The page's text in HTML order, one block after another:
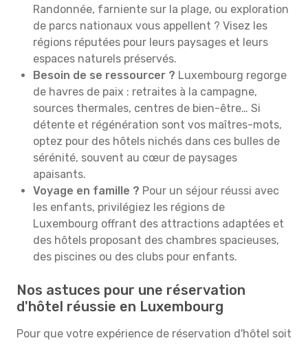
Randonnée, farniente sur la plage, ou exploration
de parcs nationaux vous appellent ? Visez les
régions réputées pour leurs paysages et leurs
espaces naturels préservés.
Besoin de se ressourcer ? Luxembourg regorge
de havres de paix : retraites à la campagne,
sources thermales, centres de bien-être… Si
détente et régénération sont vos maîtres-mots,
optez pour des hôtels nichés dans ces bulles de
sérénité, souvent au cœur de paysages
apaisants.
Voyage en famille ? Pour un séjour réussi avec
les enfants, privilégiez les régions de
Luxembourg offrant des attractions adaptées et
des hôtels proposant des chambres spacieuses,
des piscines ou des clubs pour enfants.
Nos astuces pour une réservation
d'hôtel réussie en Luxembourg
Pour que votre expérience de réservation d'hôtel soit